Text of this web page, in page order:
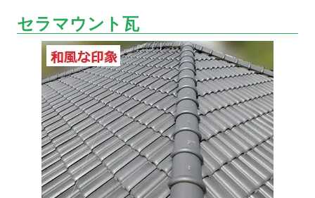
セラマウント瓦